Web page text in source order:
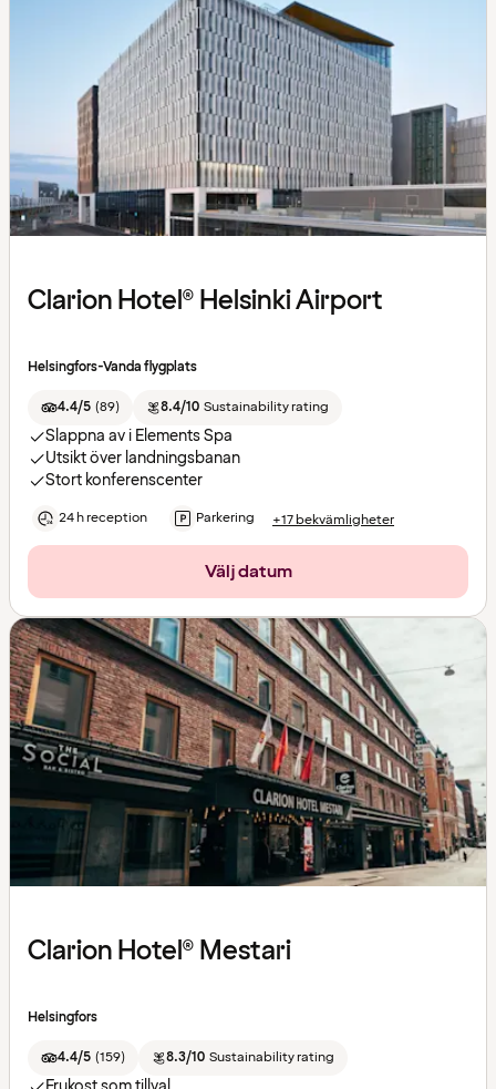
Clarion Hotel® Helsinki Airport
Helsingfors-Vanda flygplats
4.4/5 (89) 8.4/10 Sustainability rating
Slappna av i Elements Spa
Utsikt över landningsbanan
Stort konferenscenter
24 h reception Parkering +17 bekvämligheter
Välj datum
Clarion Hotel® Mestari
Helsingfors
4.4/5 (159) 8.3/10 Sustainability rating